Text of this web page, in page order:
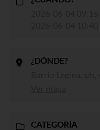
¿DÓNDE?
CATEGORÍA